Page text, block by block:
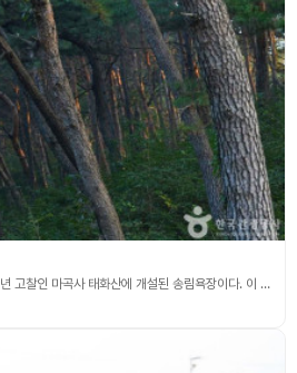
대한불교 조계종 제6교구 본사로 천년 고찰인 마곡사 태화산에 개설된 송림욕장이다. 이 산은 적송이 대부분을 차지하고 있어서 산림욕 중 제일이라는 적송산림욕을 한껏 즐길 수 있는 건강코스이기도 하다. 5∼10년 된 적송의 사이를 따라 마곡사를 둘러싸고 있는 태화산의 능선에 개설된 등산로의 길이는 무려 5km에 달하며 약 2시간 30분이 소요된다. 마곡사 대웅전 앞 은적암 입구를 기점으로 하여 해발 423m의 활인봉, 417m의 나발봉을 따라 마곡사 경내를